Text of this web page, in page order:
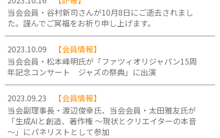
当会会員・谷村新司さんが10月8日にご逝去されまし
た。謹んでご冥福をお祈り申し上げます。
2023.10.09
【会員情報】
当会会員・松本峰明氏が「ファツィオリジャパン15周
年記念コンサート ジャズの祭典」に出演
2023.09.23
【会員情報】
当会副理事長・渡辺俊幸氏、当会会員・太田雅友氏が
「生成AIと創造、著作権 ～現状とクリエイターの本音
～」にパネリストとして参加